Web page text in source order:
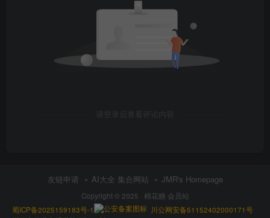
请登录后查看评论内容
友链申请 AI大全 集合网站 JMR's Homepage
Copyright © 2025 · 棉花糖 会员站
蜀ICP备2025159183号-1
川公网安备51152402000171号